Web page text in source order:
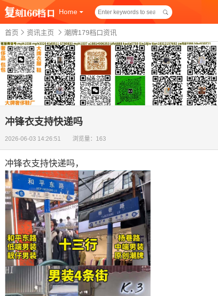
Home
首页 资讯主页 潮牌179档口资讯
冲锋衣支持快递吗
2026-06-03 14:26:51 浏览量：163
冲锋衣支持快递吗 ，